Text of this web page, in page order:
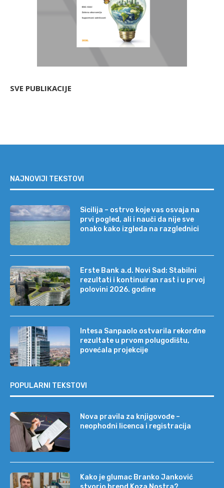
SVE PUBLIKACIJE
NAJNOVIJI TEKSTOVI
Sicilija – ostrvo koje vas osvaja na
prvi pogled, ali i nauči da nije sve
onako kako izgleda na razglednici
Erste Bank a.d. Novi Sad: Stabilni
rezultati i kontinuiran rast i u prvoj
polovini 2026. godine
Intesa Sanpaolo ostvarila rekordne
rezultate u prvom polugodištu,
povećala projekcije
POPULARNI TEKSTOVI
Nova pravila za knjigovođe –
neophodni licenca i registracija
Kako je glumac Branko Janković